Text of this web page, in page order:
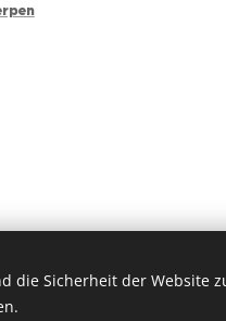
die Sicherheit der Website